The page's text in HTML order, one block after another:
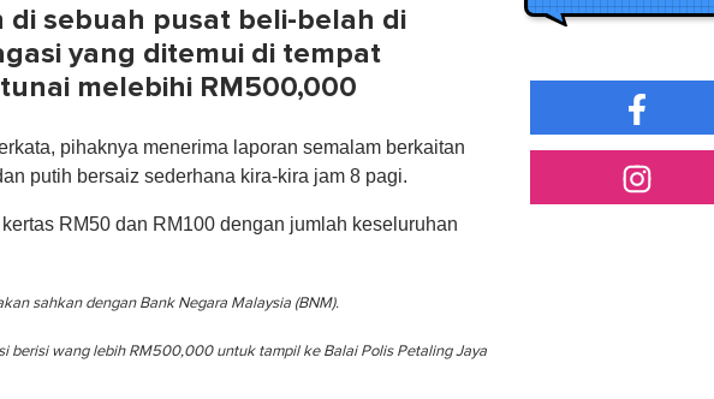
sebuah pusat beli-belah di
yang ditemui di tempat
melebihi RM500,000
pihaknya menerima laporan semalam berkaitan
putih bersaiz sederhana kira-kira jam 8 pagi.
RM50 dan RM100 dengan jumlah keseluruhan
sahkan dengan Bank Negara Malaysia (BNM).
berisi wang lebih RM500,000 untuk tampil ke Balai Polis Petaling Jaya